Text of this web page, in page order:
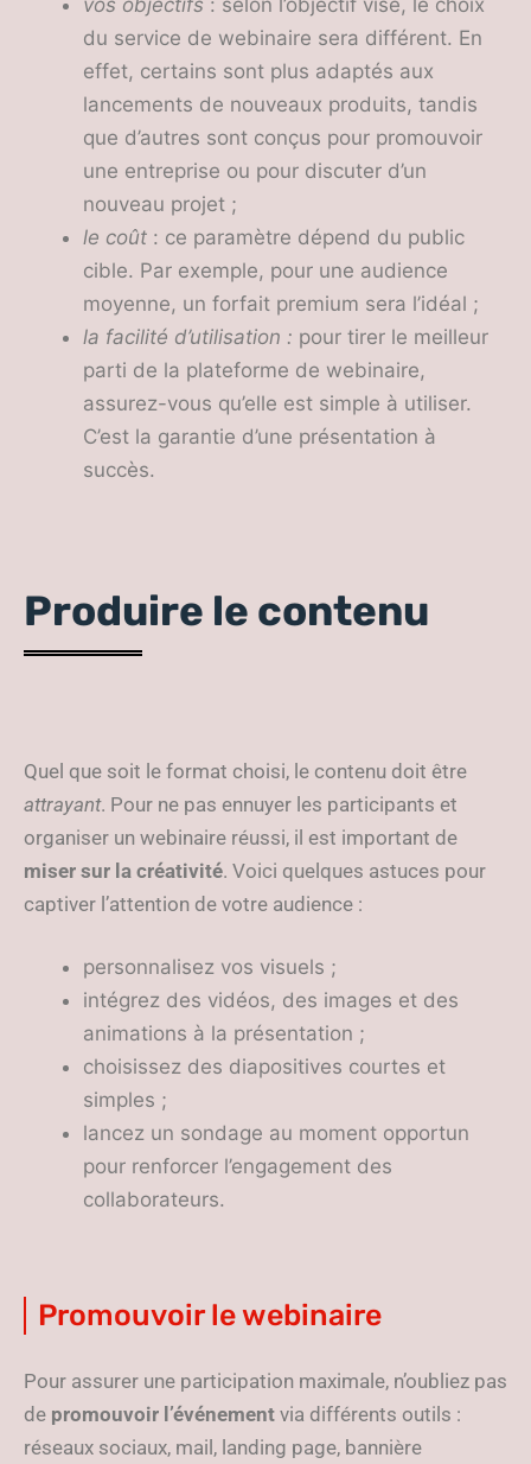
vos objectifs : selon l’objectif visé, le choix
du service de webinaire sera différent. En
effet, certains sont plus adaptés aux
lancements de nouveaux produits, tandis
que d’autres sont conçus pour promouvoir
une entreprise ou pour discuter d’un
nouveau projet ;
le coût : ce paramètre dépend du public
cible. Par exemple, pour une audience
moyenne, un forfait premium sera l’idéal ;
la facilité d’utilisation : pour tirer le meilleur
parti de la plateforme de webinaire,
assurez-vous qu’elle est simple à utiliser.
C’est la garantie d’une présentation à
succès.
Produire le contenu
Quel que soit le format choisi, le contenu doit être
attrayant. Pour ne pas ennuyer les participants et
organiser un webinaire réussi, il est important de
miser sur la créativité. Voici quelques astuces pour
captiver l’attention de votre audience :
personnalisez vos visuels ;
intégrez des vidéos, des images et des
animations à la présentation ;
choisissez des diapositives courtes et
simples ;
lancez un sondage au moment opportun
pour renforcer l’engagement des
collaborateurs.
Promouvoir le webinaire
Pour assurer une participation maximale, n’oubliez pas
de promouvoir l’événement via différents outils :
réseaux sociaux, mail, landing page, bannière